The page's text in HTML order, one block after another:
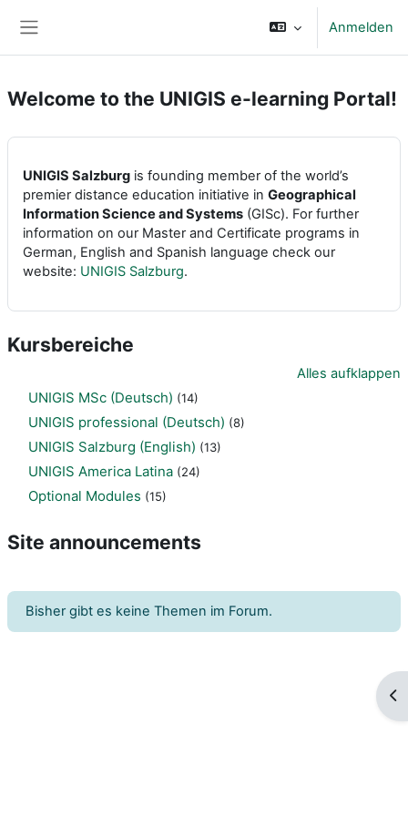
Anmelden
Welcome to the UNIGIS e-learning Portal!
UNIGIS Salzburg is founding member of the world’s
premier distance education initiative in Geographical
Information Science and Systems (GISc). For further
information on our Master and Certificate programs in
German, English and Spanish language check our
website: UNIGIS Salzburg.
Kursbereiche
Alles aufklappen
UNIGIS MSc (Deutsch) (14)
UNIGIS professional (Deutsch) (8)
UNIGIS Salzburg (English) (13)
UNIGIS America Latina (24)
Optional Modules (15)
Site announcements
Bisher gibt es keine Themen im Forum.